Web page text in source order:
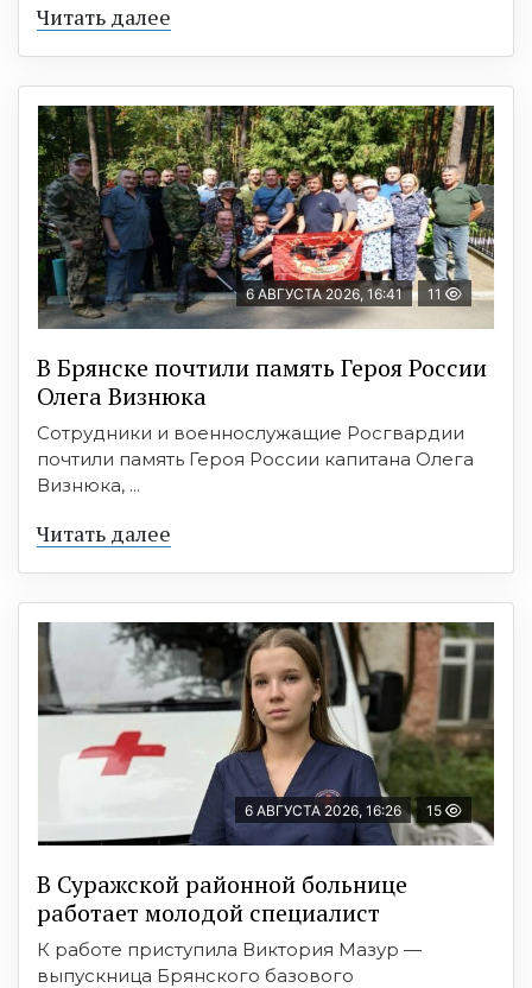
Читать далее
6 АВГУСТА 2026, 16:41 11
В Брянске почтили память Героя России
Олега Визнюка
Сотрудники и военнослужащие Росгвардии
почтили память Героя России капитана Олега
Визнюка, ...
Читать далее
6 АВГУСТА 2026, 16:26 15
В Суражской районной больнице
работает молодой специалист
К работе приступила Виктория Мазур —
выпускница Брянского базового